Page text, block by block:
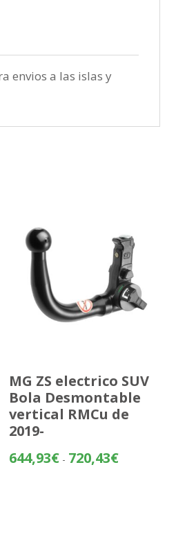
envios a las islas y
MG ZS electrico SUV
Bola Desmontable
vertical RMCu de
2019-
644,93€ - 720,43€Rango